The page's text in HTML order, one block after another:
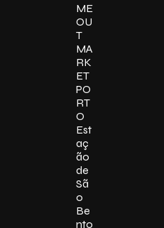
ME
OU
T
MA
RK
ET
PO
RT
O
Est
aç
ão
de
Sã
o
Be
nto